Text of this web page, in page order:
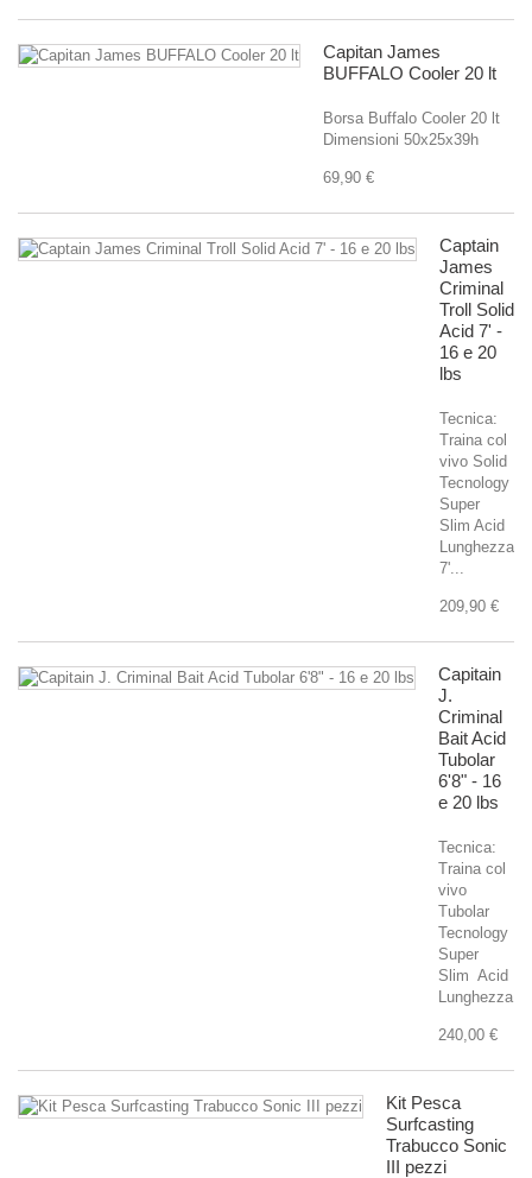
Capitan James
BUFFALO Cooler 20 lt
Borsa Buffalo Cooler 20 lt
Dimensioni 50x25x39h
69,90 €
Captain
James
Criminal
Troll Solid
Acid 7' -
16 e 20
lbs
Tecnica:
Traina col
vivo Solid
Tecnology
Super
Slim Acid
Lunghezza
7'...
209,90 €
Capitain
J.
Criminal
Bait Acid
Tubolar
6'8" - 16
e 20 lbs
Tecnica:
Traina col
vivo
Tubolar
Tecnology
Super
Slim Acid
Lunghezza...
240,00 €
Kit Pesca
Surfcasting
Trabucco Sonic
III pezzi